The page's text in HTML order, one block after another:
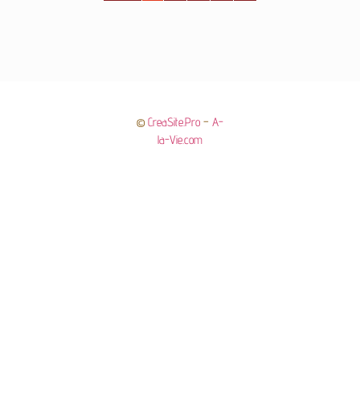
© CreaSite.Pro– A-
la-Vie.com